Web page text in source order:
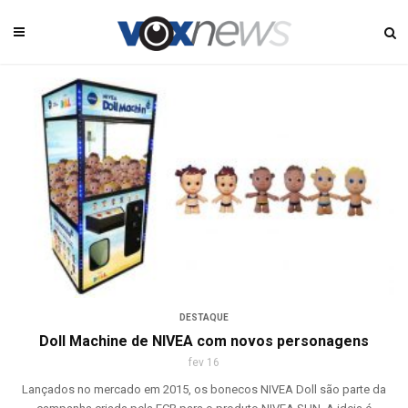
DESTAQUE
Doll Machine de NIVEA com novos personagens
fev 16
Lançados no mercado em 2015, os bonecos NIVEA Doll são parte da